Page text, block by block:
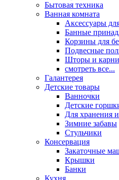
Бытовая техника
Ванная комната
Аксессуары
Банные
Корзины для
Подвесные
Шторы и
смотреть все...
Галантерея
Детские товары
Ванночки
Детские
Для хранения
Зимние забавы
Стульчики
Консервация
Закаточные
Крышки
Банки
Кухня